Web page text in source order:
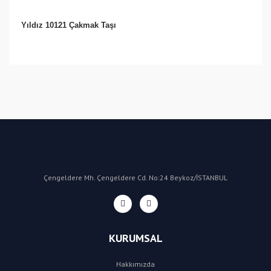
Yıldız 10121 Çakmak Taşı
Çengeldere Mh. Çengeldere Cd. No:24 Beykoz/İSTANBUL
KURUMSAL
Hakkımızda